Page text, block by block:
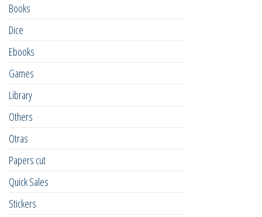
Books
Dice
Ebooks
Games
Library
Others
Otras
Papers cut
Quick Sales
Stickers